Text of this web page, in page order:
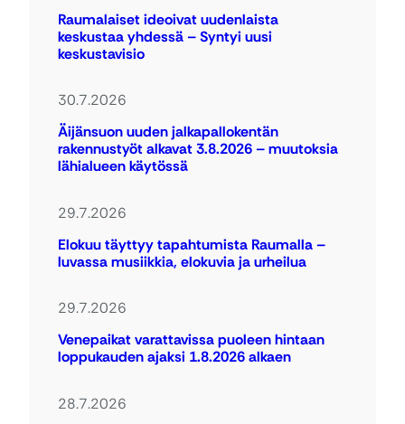
Raumalaiset ideoivat uudenlaista
keskustaa yhdessä – Syntyi uusi
keskustavisio
30.7.2026
Äijänsuon uuden jalkapallokentän
rakennustyöt alkavat 3.8.2026 – muutoksia
lähialueen käytössä
29.7.2026
Elokuu täyttyy tapahtumista Raumalla –
luvassa musiikkia, elokuvia ja urheilua
29.7.2026
Venepaikat varattavissa puoleen hintaan
loppukauden ajaksi 1.8.2026 alkaen
28.7.2026